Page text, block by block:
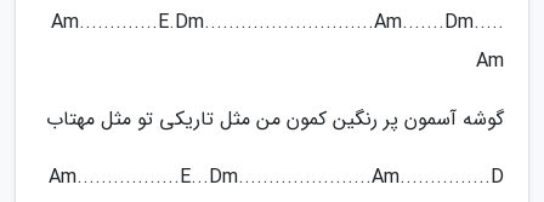
Am.............E.Dm............................Am.......Dm.....
Am
گوشه آسمون پر رنگین کمون من مثل تاریکی تو مثل مهتاب
Am.................E...Dm......................Am...............D